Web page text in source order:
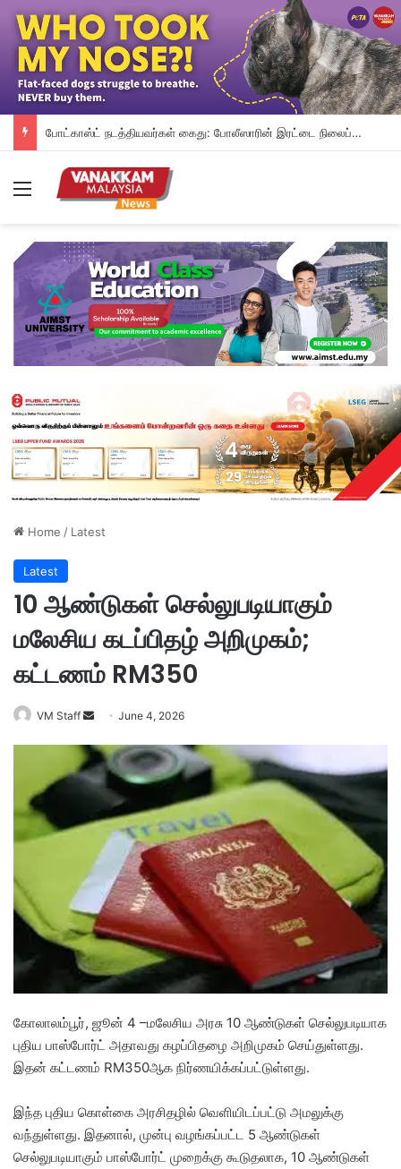
போட்காஸ்ட் நடத்தியவர்கள் கைது: போலீஸாரின் இரட்டை நிலைப்பாடு; சாடிய RSN ராயர்
Menu
Home / Latest
Latest
10 ஆண்டுகள் செல்லுபடியாகும்
மலேசிய கடப்பிதழ் அறிமுகம்;
கட்டணம் RM350
VM Staff
d
n
m
i
l
June 4, 2026
கோலாலம்பூர், ஜூன் 4 –மலேசிய அரசு 10 ஆண்டுகள் செல்லுபடியாக
புதிய பாஸ்போர்ட் அதாவது கழப்பிதழை அறிமுகம் செய்துள்ளது.
இதன் கட்டணம் RM350ஆக நிர்ணயிக்கப்பட்டுள்ளது.
இந்த புதிய கொள்கை அரசிதழில் வெளியிடப்பட்டு அமலுக்கு
வந்துள்ளது. இதனால், முன்பு வழங்கப்பட்ட 5 ஆண்டுகள்
செல்லுபடியாகும் பாஸ்போர்ட் முறைக்கு கூடுதலாக, 10 ஆண்டுகள்